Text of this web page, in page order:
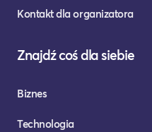
Kontakt dla organizatora
Znajdź coś dla siebie
Biznes
Technologia